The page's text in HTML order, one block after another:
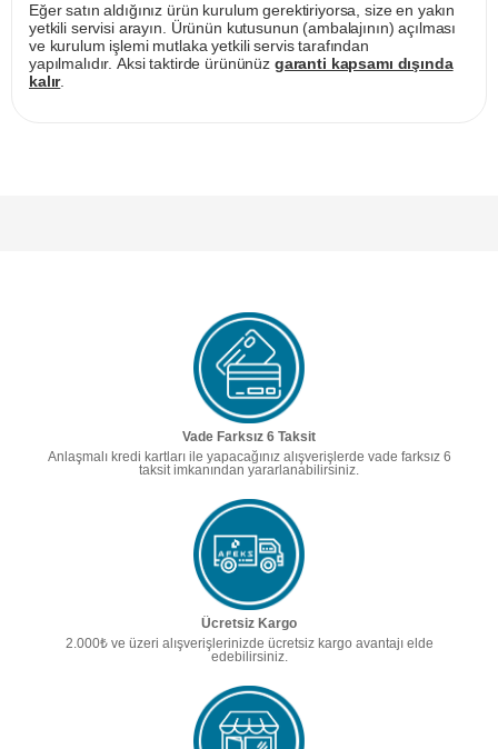
Eğer satın aldığınız ürün kurulum gerektiriyorsa, size en yakın
yetkili servisi arayın. Ürünün kutusunun (ambalajının) açılması
ve kurulum işlemi mutlaka yetkili servis tarafından
yapılmalıdır. Aksi taktirde ürününüz garanti kapsamı dışında
kalır.
Vade Farksız 6 Taksit
Anlaşmalı kredi kartları ile yapacağınız alışverişlerde vade farksız 6
taksit imkanından yararlanabilirsiniz.
Ücretsiz Kargo
2.000₺ ve üzeri alışverişlerinizde ücretsiz kargo avantajı elde
edebilirsiniz.